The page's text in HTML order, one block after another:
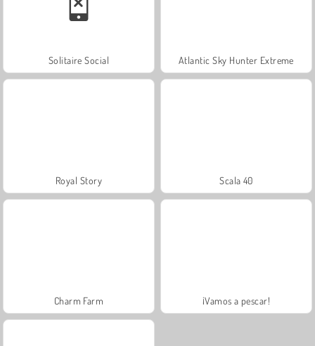
Solitaire Social Atlantic Sky Hunter Extreme
Royal Story Scala 40
Charm Farm ¡Vamos a pescar!